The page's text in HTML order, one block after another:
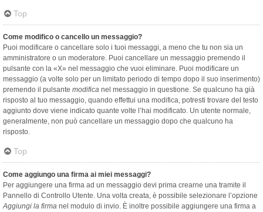
Top
Come modifico o cancello un messaggio?
Puoi modificare o cancellare solo i tuoi messaggi, a meno che tu non sia un
amministratore o un moderatore. Puoi cancellare un messaggio premendo il
pulsante con la «X» nel messaggio che vuoi eliminare. Puoi modificare un
messaggio (a volte solo per un limitato periodo di tempo dopo il suo inserimento)
premendo il pulsante modifica nel messaggio in questione. Se qualcuno ha già
risposto al tuo messaggio, quando effettui una modifica, potresti trovare del testo
aggiunto dove viene indicato quante volte l’hai modificato. Un utente normale,
generalmente, non può cancellare un messaggio dopo che qualcuno ha
risposto.
Top
Come aggiungo una firma ai miei messaggi?
Per aggiungere una firma ad un messaggio devi prima crearne una tramite il
Pannello di Controllo Utente. Una volta creata, è possibile selezionare l’opzione
Aggiungi la firma nel modulo di invio. È inoltre possibile aggiungere una firma a